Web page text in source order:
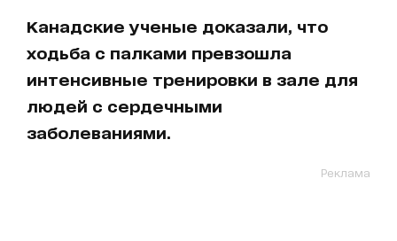
Канадские ученые доказали, что
ходьба с палками превзошла
интенсивные тренировки в зале для
людей с сердечными
заболеваниями.
Реклама